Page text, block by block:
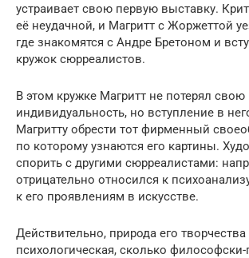
устраивает свою первую выставку.
её неудачной, и Магритт с Жоржеттой
где знакомятся с Андре Бретоном и
кружок сюрреалистов.
В этом кружке Магритт не потерял свою
индивидуальность, но вступление в
Магритту обрести тот фирменный
по которому узнаются его картины.
спорить с другими сюрреалистами:
отрицательно относился к
к его проявлениям в искусстве.
Действительно, природа его
психологическая, сколько философски-